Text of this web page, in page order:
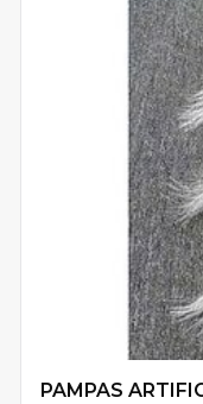
PAMPAS